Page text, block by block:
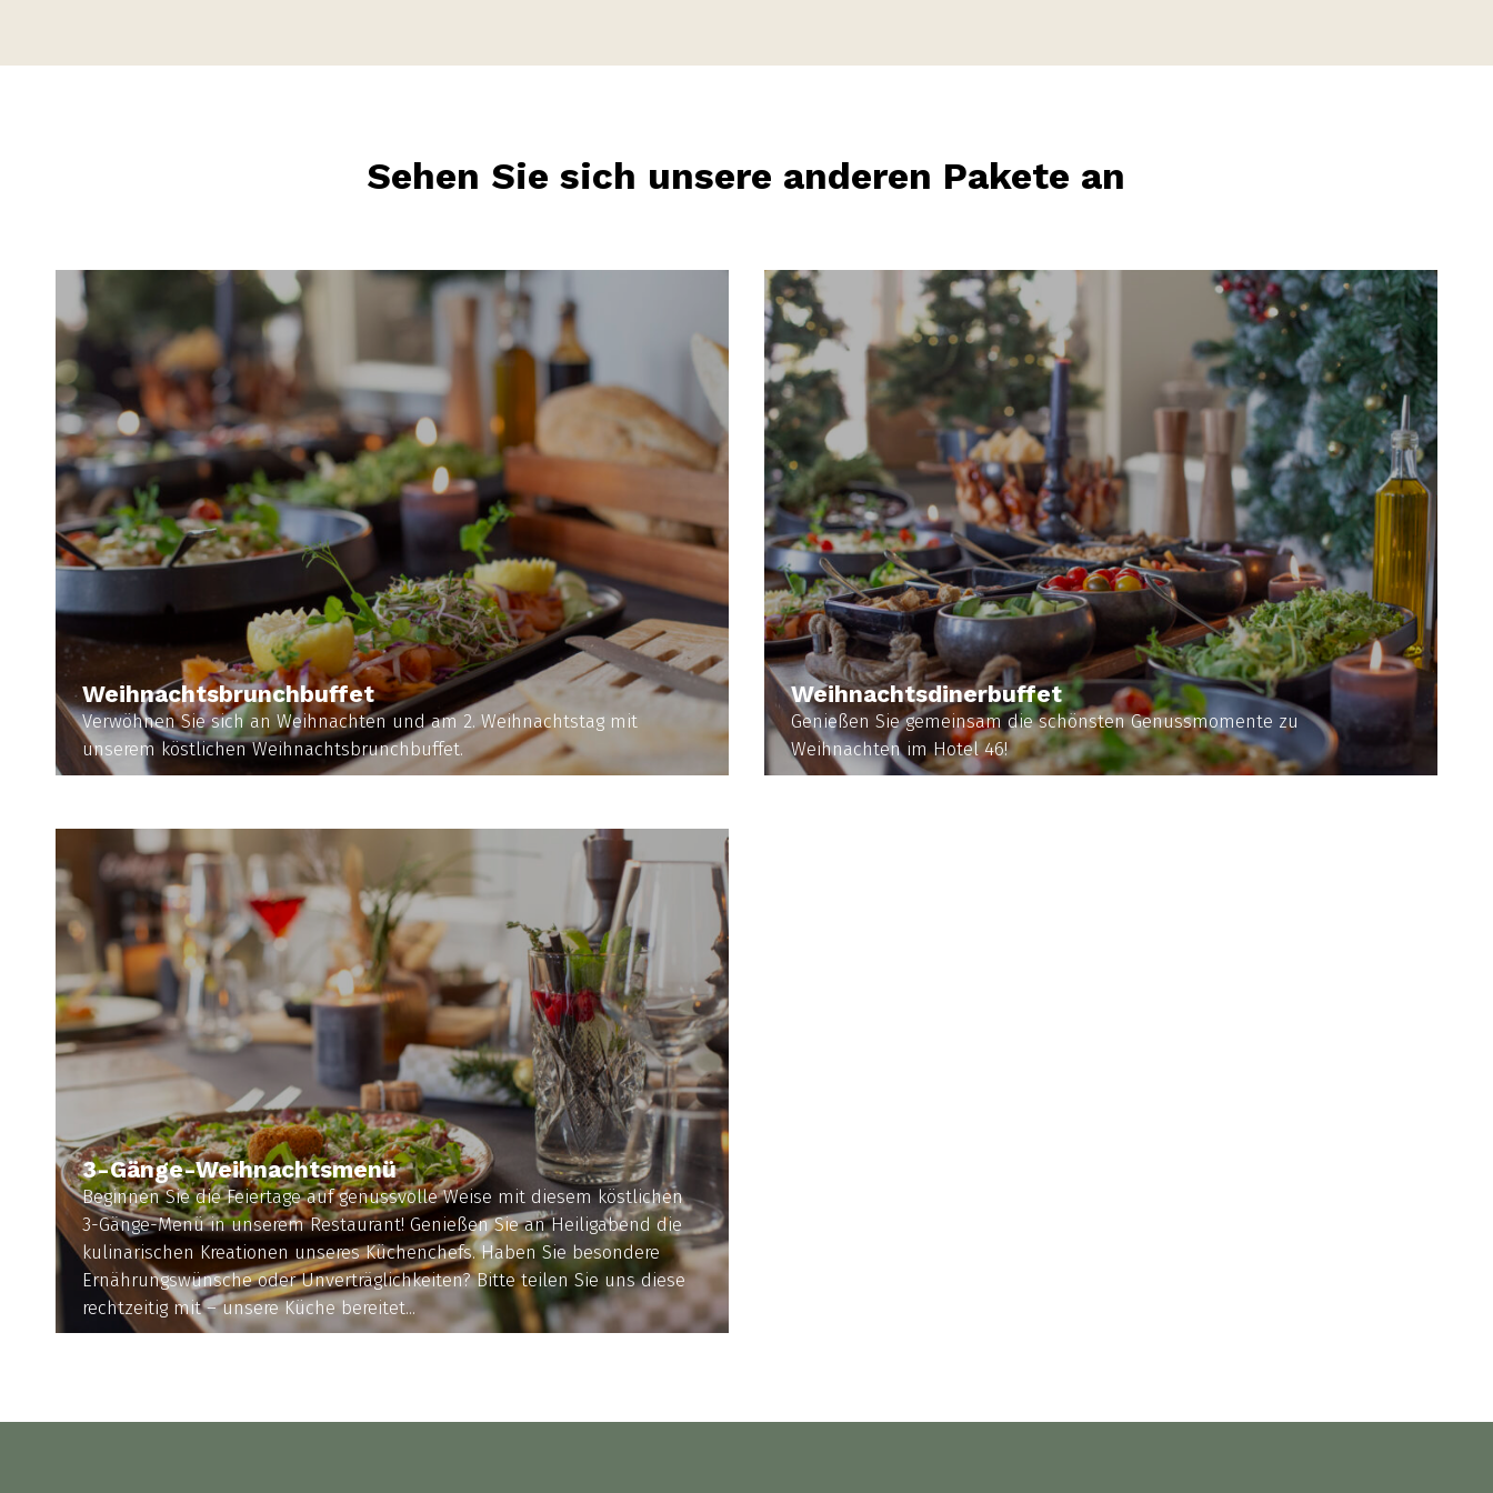
Sehen Sie sich unsere anderen Pakete an
Weihnachtsbrunchbuffet
Verwöhnen Sie sich an Weihnachten und am 2. Weihnachtstag mit
unserem köstlichen Weihnachtsbrunchbuffet.
Weihnachtsdinerbuffet
Genießen Sie gemeinsam die schönsten Genussmomente zu
Weihnachten im Hotel 46!
3-Gänge-Weihnachtsmenü
Beginnen Sie die Feiertage auf genussvolle Weise mit diesem köstlichen
3-Gänge-Menü in unserem Restaurant! Genießen Sie an Heiligabend die
kulinarischen Kreationen unseres Küchenchefs. Haben Sie besondere
Ernährungswünsche oder Unverträglichkeiten? Bitte teilen Sie uns diese
rechtzeitig mit – unsere Küche bereitet...